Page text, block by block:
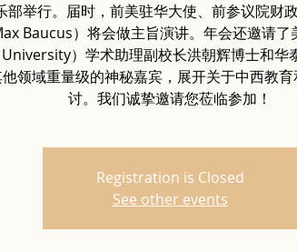
部举行。届时，前美驻华大使、前参议院财
Baucus）将会做主旨演讲。年会还邀请了
University）学术助理副校长洪朝辉博士和华
领域重量级的神秘嘉宾，展开关于中西教
讨。我们诚挚邀请您莅临参加！
Registration is Closed
See other events